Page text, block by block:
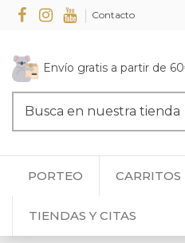
Contacto
Envío gratis a partir de
PORTEO
TIENDAS Y CITAS